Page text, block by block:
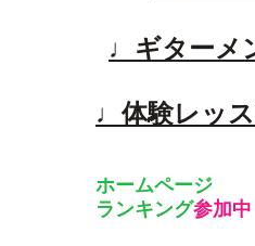
♩ギターメ
♩体験レッ
ホームページ
ランキング参加中